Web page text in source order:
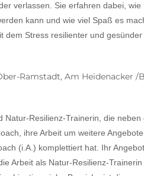
verlassen. Sie erfahren dabei, wie
kann und wie viel Spaß es
Stress resilienter und
Ramstadt, Am Heidenacker /
Resilienz-Trainerin, die neben
ihre Arbeit um weitere
(i.A.) komplettiert hat. Ihr
Arbeit als Natur-Resilienz-